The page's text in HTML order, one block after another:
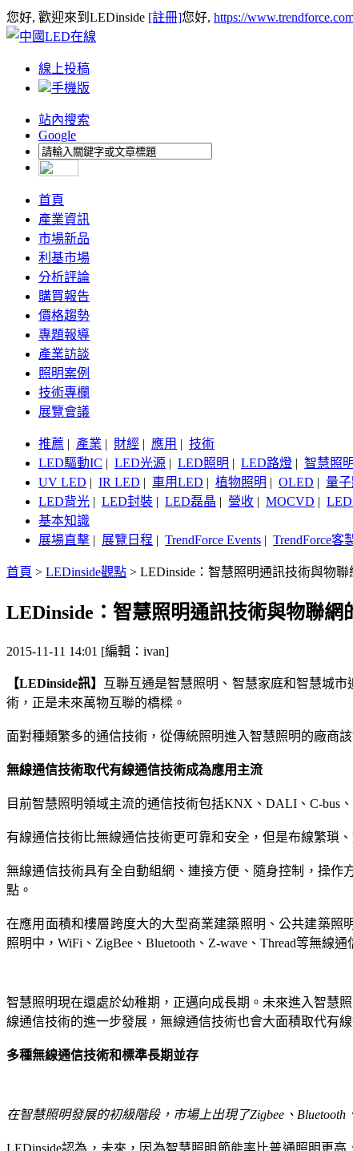
您好, 歡迎來到LEDinside [註冊]您好, https://
線上投稿
手機版
站內搜索
Google
首頁
產業資訊
市場新品
利基市場
分析評論
購買報告
價格趨勢
專題報導
產業訪談
照明案例
技術專欄
展覽會議
推薦 | 產業 | 財經 | 應用 | 技術
LED驅動IC | LED光源 | LED照明 | LED路燈 | 智慧照明
UV LED | IR LED | 車用LED | 植物照明 | OLED | 量
LED背光 | LED封裝 | LED磊晶 | 營收 | MOCVD |
基本知識
展場直擊 | 展覽日程 | TrendForce Events | TrendForce客
首頁 > LEDinside觀點 > LEDinside：智慧照明通訊技術與物
LEDinside：智慧照明通訊技術與物聯網
2015-11-11 14:01 [編輯：ivan]
【LEDinside訊】 互聯互通是智慧照明、智慧家庭和智慧城
術，正是未來萬物互聯的橋樑。
面對種類繁多的通信技術，從傳統照明進入智慧照明的廠商
無線通信技術取代有線通信技術成為應用主流
目前智慧照明領域主流的通信技術包括KNX、DALI、C-bus
有線通信技術比無線通信技術更可靠和安全，但是布線繁瑣
無線通信技術具有全自動組網、連接方便、隨身控制，操
點。
在應用面積和樓層跨度大的大型商業建築照明、公共建築
照明中，WiFi、ZigBee、Bluetooth、Z-wave、Thread等無線
智慧照明現在還處於幼稚期，正邁向成長期。未來進入智慧
線通信技術的進一步發展，無線通信技術也會大面積取代有線
多種無線通信技術和標準長期並存
在智慧照明發展的初級階段，市場上出現了Zigbee、Bluetooth